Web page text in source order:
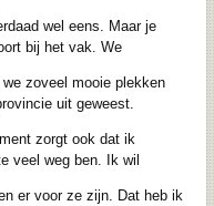
wel eens. Maar je
bij het vak. We
zoveel mooie plekken
uit geweest.
zorgt ook dat ik
veel weg ben. Ik wil
er voor ze zijn. Dat heb ik